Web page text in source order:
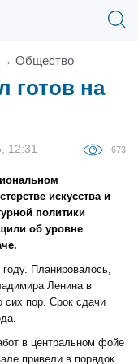
→ Общество
готов на
12:31 673
искусства и
политики
об уровне
Планировалось,
Ленина в
сих пор. Срок сдачи
в центральном фойе
привели в порядок